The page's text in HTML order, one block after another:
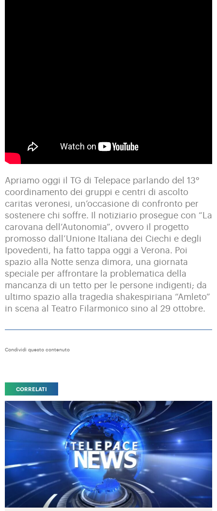
Apriamo oggi il TG di Telepace parlando del 13°
coordinamento dei gruppi e centri di ascolto
caritas veronesi, un’occasione di confronto per
sostenere chi soffre. Il notiziario prosegue con “La
carovana dell’Autonomia”, ovvero il progetto
promosso dall’Unione Italiana dei Ciechi e degli
Ipovedenti, ha fatto tappa oggi a Verona. Poi
spazio alla Notte senza dimora, una giornata
speciale per affrontare la problematica della
mancanza di un tetto per le persone indigenti; da
ultimo spazio alla tragedia shakespiriana “Amleto”
in scena al Teatro Filarmonico sino al 29 ottobre.
Condividi questo contenuto
CORRELATI